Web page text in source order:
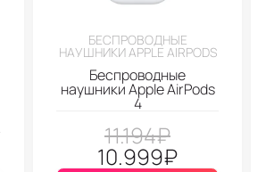
БЕСПРОВОДНЫЕ
НАУШНИКИ APPLE AIRPODS
Беспроводные
наушники Apple AirPods
4
11.194₽
10.999₽